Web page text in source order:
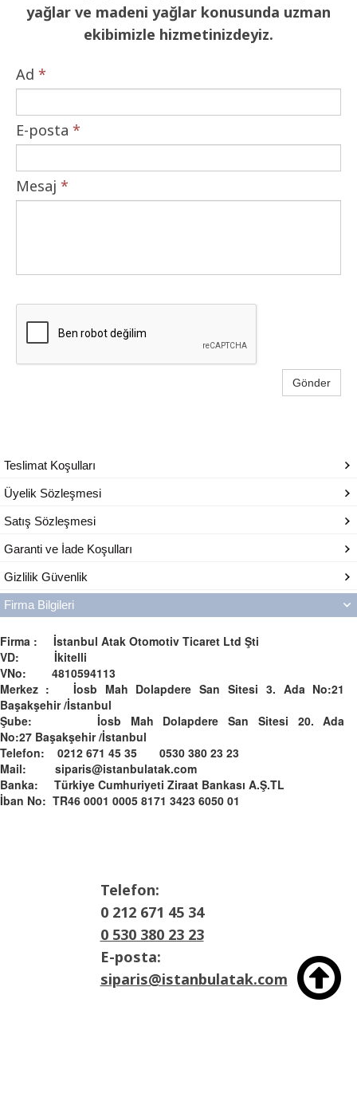

yağlar ve madeni yağlar konusunda uzman
ekibimizle hizmetinizdeyiz.
Ad *
E-posta *
Mesaj *
Gönder
Teslimat Koşulları
Üyelik Sözleşmesi
Satış Sözleşmesi
Garanti ve İade Koşulları
Gizlilik Güvenlik
Firma Bilgileri
Firma : İstanbul Atak Otomotiv Ticaret Ltd Şti
VD: İkitelli
VNo: 4810594113
Merkez : İosb Mah Dolapdere San Sitesi 3. Ada No:21
Başakşehir /İstanbul
Şube: İosb Mah Dolapdere San Sitesi 20. Ada
No:27 Başakşehir /İstanbul
Telefon: 0212 671 45 35 0530 380 23 23
Mail: siparis@istanbulatak.com
Banka: Türkiye Cumhuriyeti Ziraat Bankası A.Ş.­­TL­
İban No: TR46 0001 0005 8171 3423 6050 01
Telefon:
0 212 671 45 34
0 530 380 23 23
E-posta:
siparis@istanbulatak.com